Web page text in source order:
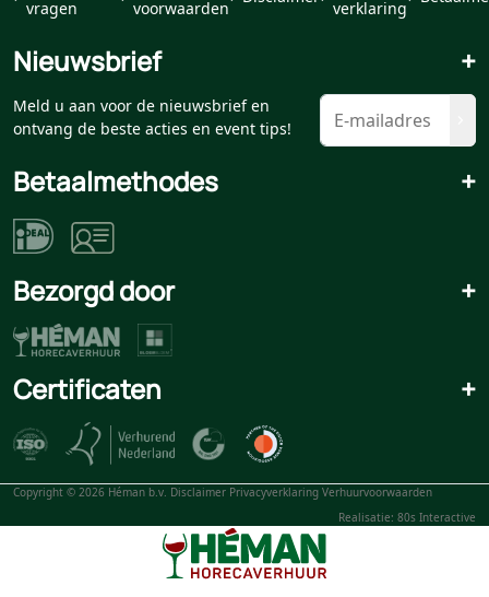
vragen voorwaarden verklaring
Nieuwsbrief +
Meld u aan voor de nieuwsbrief en
ontvang de beste acties en event tips!
Betaalmethodes +
Bezorgd door +
Certificaten +
Copyright © 2026 Héman b.v. Disclaimer Privacyverklaring Verhuurvoorwaarden
Realisatie: 80s Interactive